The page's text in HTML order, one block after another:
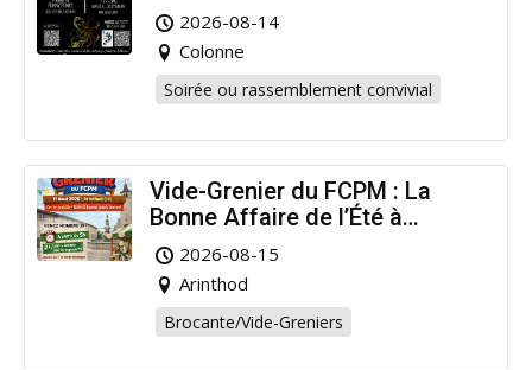
2026-08-14
Colonne
Soirée ou rassemblement convivial
Vide-Grenier du FCPM : La
Bonne Affaire de l’Été à
Arinthod !
2026-08-15
Arinthod
Brocante/Vide-Greniers